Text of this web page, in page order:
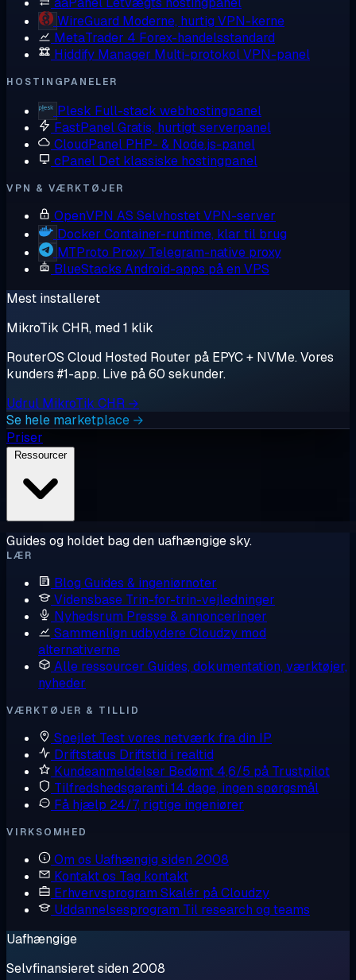
WireGuard Moderne, hurtig VPN-kerne
MetaTrader 4 Forex-handelsstandard
Hiddify Manager Multi-protokol VPN-panel
HOSTINGPANELER
Plesk Full-stack webhostingpanel
FastPanelGratis, hurtigt serverpanel
CloudPanel PHP- & Node.js-panel
cPanel Det klassiske hostingpanel
VPN & VÆRKTØJER
OpenVPN AS Selvhostet VPN-server
Docker Container-runtime, klar til brug
MTProto Proxy Telegram-native proxy
BlueStacks Android-apps på en VPS
Mest installeret
MikroTik CHR, med 1 klik
RouterOS Cloud Hosted Router på EPYC + NVMe. Vores
kunders #1-app. Live på 60 sekunder.
Udrul MikroTik CHR →
Se hele marketplace →
Priser
Ressourcer
Guides og holdet bag den uafhængige sky.
LÆR
Blog Guides & ingeniørnoter
Vidensbase Trin-for-trin-vejledninger
Nyhedsrum Presse & annonceringer
Sammenlign udbydereCloudzy mod
alternativerne
Alle ressourcer Guides, dokumentation, værktøjer,
nyheder
VÆRKTØJER & TILLID
Spejlet Test vores netværk fra din IP
Driftstatus Driftstid i realtid
Kundeanmeldelser Bedømt 4,6/5 på Trustpilot
Tilfredshedsgaranti 14 dage, ingen spørgsmål
Få hjælp 24/7, rigtige ingeniører
VIRKSOMHED
Om os Uafhængig siden 2008
Kontakt os Tag kontakt
Erhvervsprogram Skalér på Cloudzy
Uddannelsesprogram Til research og teams
Uafhængige
Selvfinansieret siden 2008